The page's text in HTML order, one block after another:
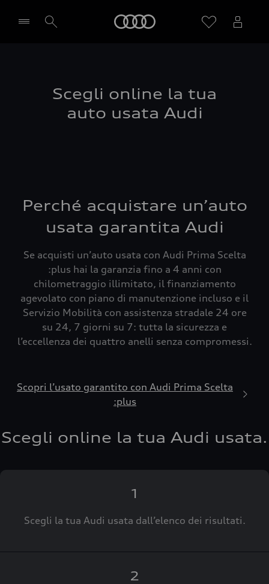
Scegli online la tua
auto usata Audi
Perché acquistare un’auto
usata garantita Audi
Se acquisti un’auto usata con Audi Prima Scelta
:plus hai la garanzia fino a 4 anni con
chilometraggio illimitato, il finanziamento
agevolato con piano di manutenzione incluso e il
Servizio Mobilità con assistenza stradale 24 ore
su 24, 7 giorni su 7: tutta la sicurezza e
l’eccellenza dei quattro anelli senza compromessi.
Scopri l’usato garantito con Audi Prima Scelta
:plus
Scegli online la tua Audi usata.
1
Scegli la tua Audi usata dall’elenco dei risultati.
2